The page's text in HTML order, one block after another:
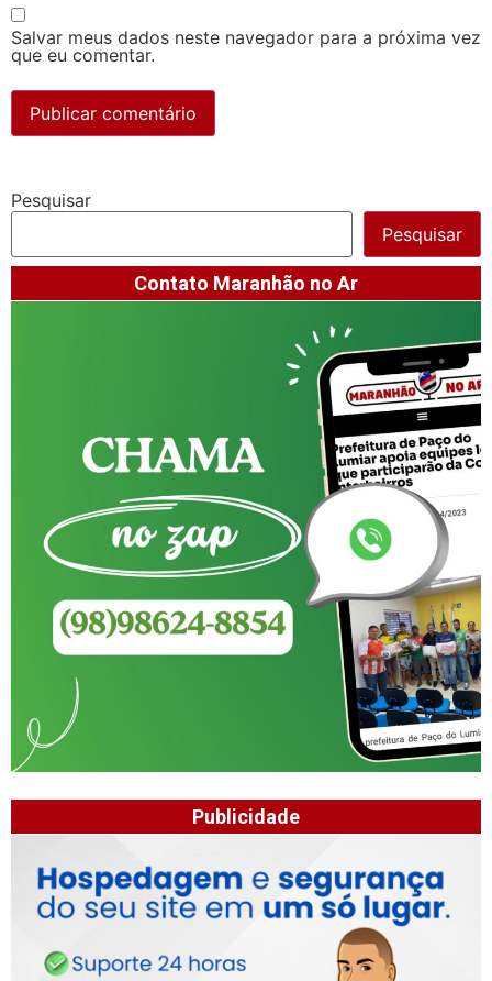
Salvar meus dados neste navegador para a próxima vez
que eu comentar.
Pesquisar
Pesquisar
Contato Maranhão no Ar
Publicidade